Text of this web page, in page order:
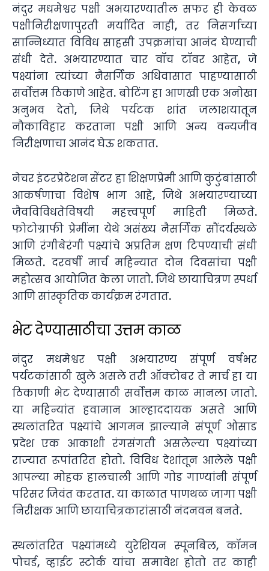
नंदुर मधमेश्वर पक्षी अभयारण्यातील सफर ही केवळ
पक्षीनिरीक्षणापुरती मर्यादित नाही, तर निसर्गाच्या
सान्निध्यात विविध साहसी उपक्रमांचा आनंद घेण्याची
संधी देते. अभयारण्यात चार वॉच टॉवर आहेत, जे
पक्ष्यांना त्यांच्या नैसर्गिक अधिवासात पाहण्यासाठी
सर्वोत्तम ठिकाणे आहेत. बोटिंग हा आणखी एक अनोखा
अनुभव देतो, जिथे पर्यटक शांत जलाशयातून
नौकाविहार करताना पक्षी आणि अन्य वन्यजीव
निरीक्षणाचा आनंद घेऊ शकतात.
नेचर इंटरप्रेटेशन सेंटर हा शिक्षणप्रेमी आणि कुटुंबांसाठी
आकर्षणाचा विशेष भाग आहे, जिथे अभयारण्याच्या
जैवविविधतेविषयी महत्त्वपूर्ण माहिती मिळते.
फोटोग्राफी प्रेमींना येथे असंख्य नैसर्गिक सौंदर्यस्थळे
आणि रंगीबेरंगी पक्ष्यांचे अप्रतिम क्षण टिपण्याची संधी
मिळते. दरवर्षी मार्च महिन्यात दोन दिवसांचा पक्षी
महोत्सव आयोजित केला जातो. जिथे छायाचित्रण स्पर्धा
आणि सांस्कृतिक कार्यक्रम रंगतात.
भेट देण्यासाठीचा उत्तम काळ
नंदुर मधमेश्वर पक्षी अभयारण्य संपूर्ण वर्षभर
पर्यटकांसाठी खुले असले तरी ऑक्टोबर ते मार्च हा या
ठिकाणी भेट देण्यासाठी सर्वोत्तम काळ मानला जातो.
या महिन्यांत हवामान आल्हाददायक असते आणि
स्थलांतरित पक्ष्यांचे आगमन झाल्याने संपूर्ण ओसाड
प्रदेश एक आकाशी रंगसंगती असलेल्या पक्ष्यांच्या
राज्यात रूपांतरित होतो. विविध देशांतून आलेले पक्षी
आपल्या मोहक हालचाली आणि गोड गाण्यांनी संपूर्ण
परिसर जिवंत करतात. या काळात पाणथळ जागा पक्षी
निरीक्षक आणि छायाचित्रकारांसाठी नंदनवन बनते.
स्थलांतरित पक्ष्यांमध्ये युरेशियन स्पूनबिल, कॉमन
पोचर्ड, व्हाईट स्टोर्क यांचा समावेश होतो तर काही